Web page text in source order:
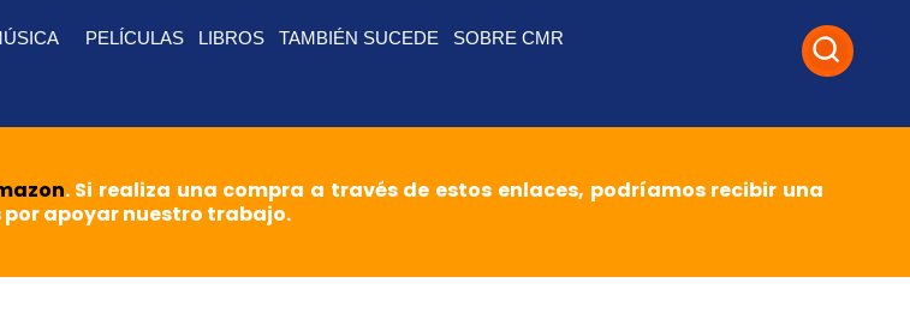
PELÍCULAS LIBROS TAMBIÉN SUCEDE SOBRE CMR
. Si realiza una compra a través de estos enlaces, podríamos recibir una
apoyar nuestro trabajo.